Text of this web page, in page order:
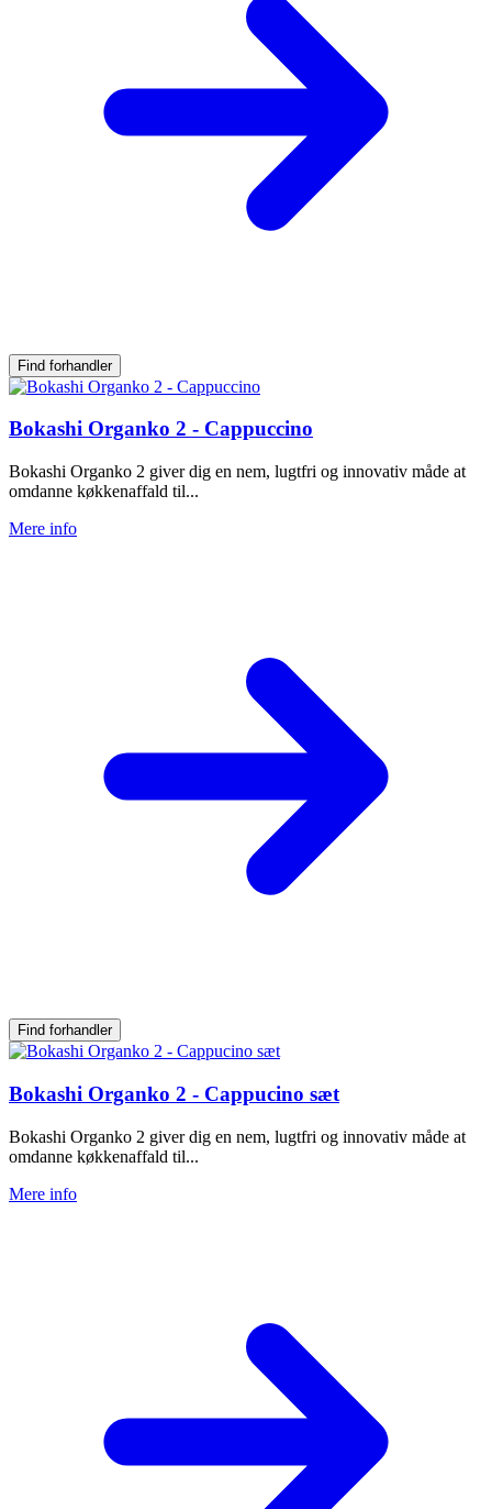
Find forhandler
Bokashi Organko 2 - Cappuccino
Bokashi Organko 2 giver dig en nem, lugtfri og innovativ måde at
omdanne køkkenaffald til...
Mere info
Find forhandler
Bokashi Organko 2 - Cappucino sæt
Bokashi Organko 2 giver dig en nem, lugtfri og innovativ måde at
omdanne køkkenaffald til...
Mere info